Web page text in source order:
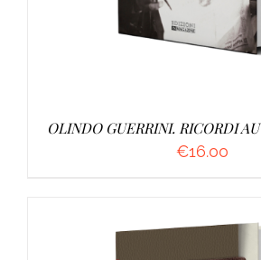
OLINDO GUERRINI. RICORDI
€16.00